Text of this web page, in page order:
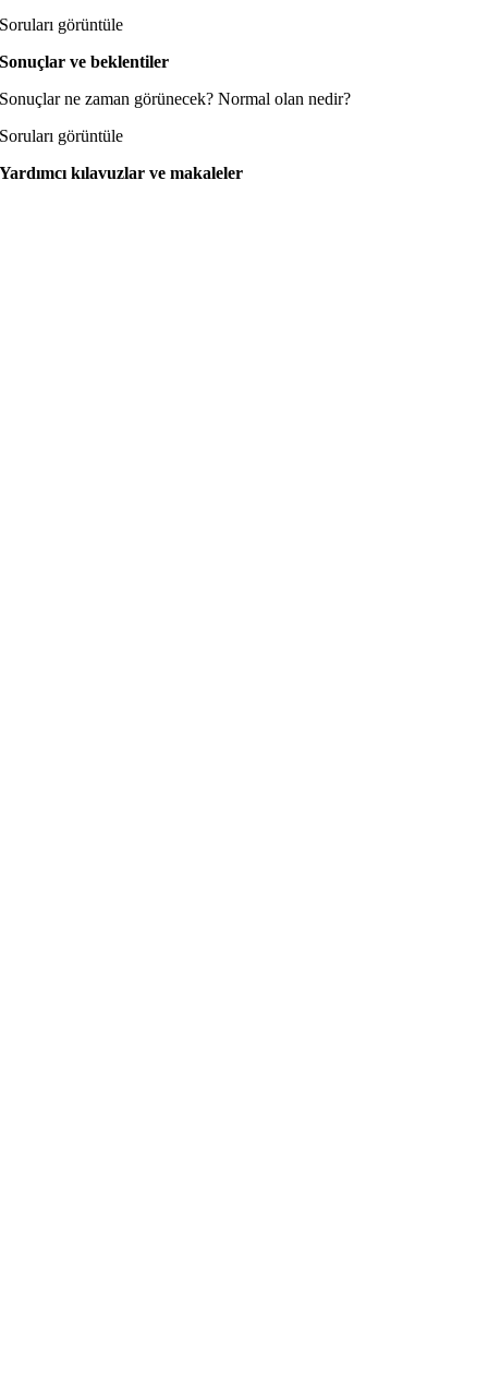
Soruları görüntüle
Sonuçlar ve beklentiler
Sonuçlar ne zaman görünecek? Normal olan nedir?
Soruları görüntüle
Yardımcı kılavuzlar ve makaleler